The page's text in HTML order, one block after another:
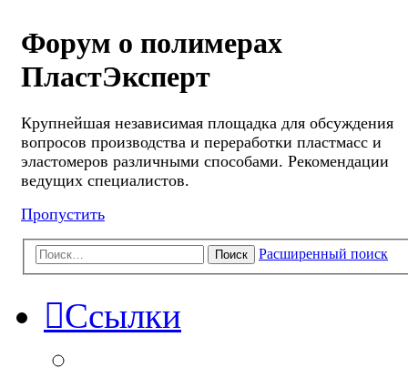
Форум о полимерах
ПластЭксперт
Крупнейшая независимая площадка для обсуждения
вопросов производства и переработки пластмасс и
эластомеров различными способами. Рекомендации
ведущих специалистов.
Пропустить
Поиск Расширенный поиск
Ссылки